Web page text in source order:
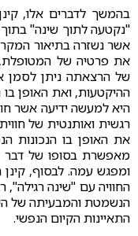
בהמשך לדברים אלו,
"נקטעה לתוך שינה"
אשר נשזרה בתיאור
את פרטיה של
של הרצאתה ניתן לסמן
היא למעשה ידיעה אשר
רגשית ואותנטית של
את האופן בו הנכונות
מאפשרת בסופו של דבר
ומפגש עמה. לבסוף,
החוויה עם "שינה
הנשמטת והמבעיתה של
התאיינות הקיום הנפשי.